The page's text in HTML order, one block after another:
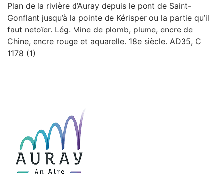
Plan de la rivière d’Auray depuis le pont de Saint-
Gonflant jusqu’à la pointe de Kérisper ou la partie qu’il
faut netoïer. Lég. Mine de plomb, plume, encre de
Chine, encre rouge et aquarelle. 18e siècle. AD35, C
1178 (1)